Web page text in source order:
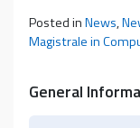
Posted inNews,
Magistrale in
General